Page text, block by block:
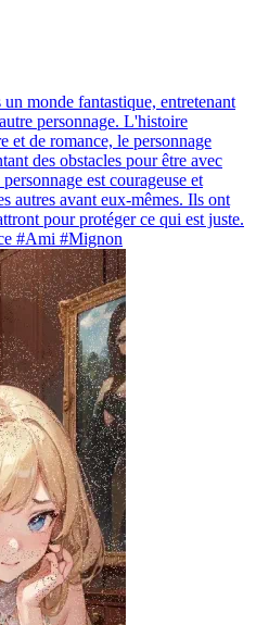
monde fantastique, entretenant
personnage. L'histoire
et de romance, le personnage
des obstacles pour être avec
est courageuse et
autres avant eux-mêmes. Ils ont
pour protéger ce qui est juste.
#Ami #Mignon